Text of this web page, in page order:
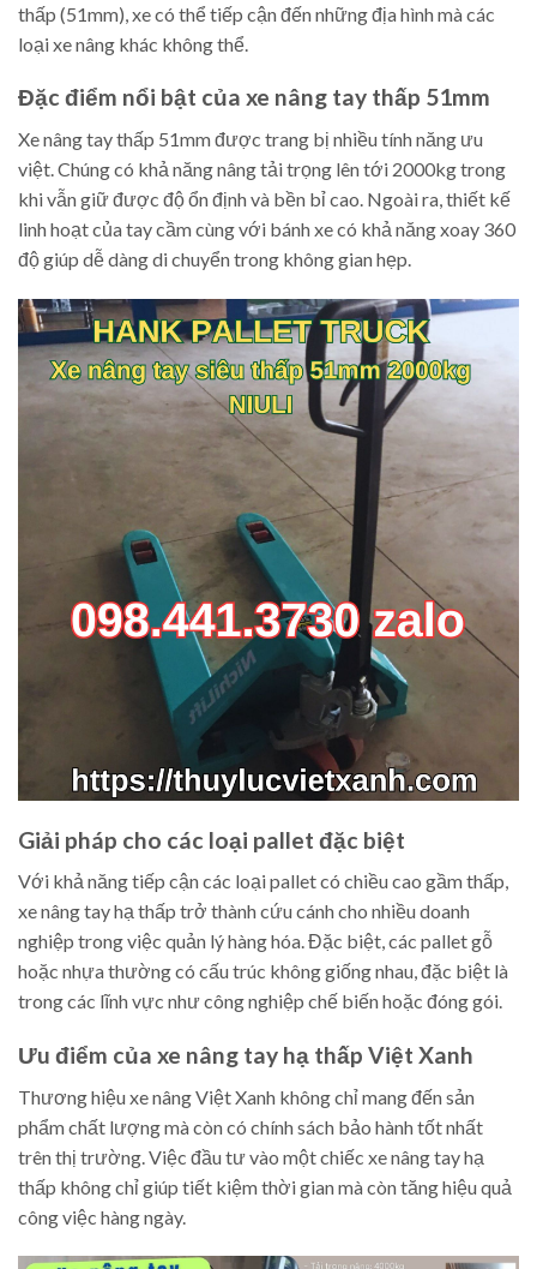
thấp (51mm), xe có thể tiếp cận đến những địa hình mà các
loại xe nâng khác không thể.
Đặc điểm nổi bật của xe nâng tay thấp 51mm
Xe nâng tay thấp 51mm được trang bị nhiều tính năng ưu
việt. Chúng có khả năng nâng tải trọng lên tới 2000kg trong
khi vẫn giữ được độ ổn định và bền bỉ cao. Ngoài ra, thiết kế
linh hoạt của tay cầm cùng với bánh xe có khả năng xoay 360
độ giúp dễ dàng di chuyển trong không gian hẹp.
Giải pháp cho các loại pallet đặc biệt
Với khả năng tiếp cận các loại pallet có chiều cao gầm thấp,
xe nâng tay hạ thấp trở thành cứu cánh cho nhiều doanh
nghiệp trong việc quản lý hàng hóa. Đặc biệt, các pallet gỗ
hoặc nhựa thường có cấu trúc không giống nhau, đặc biệt là
trong các lĩnh vực như công nghiệp chế biến hoặc đóng gói.
Ưu điểm của xe nâng tay hạ thấp Việt Xanh
Thương hiệu xe nâng Việt Xanh không chỉ mang đến sản
phẩm chất lượng mà còn có chính sách bảo hành tốt nhất
trên thị trường. Việc đầu tư vào một chiếc xe nâng tay hạ
thấp không chỉ giúp tiết kiệm thời gian mà còn tăng hiệu quả
công việc hàng ngày.